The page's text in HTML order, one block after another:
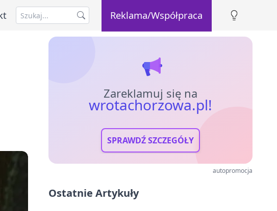
Reklama/Współpraca
Zareklamuj się na
wrotachorzowa.pl!
SPRAWDŹ SZCZEGÓŁY
autopromocja
Ostatnie Artykuły